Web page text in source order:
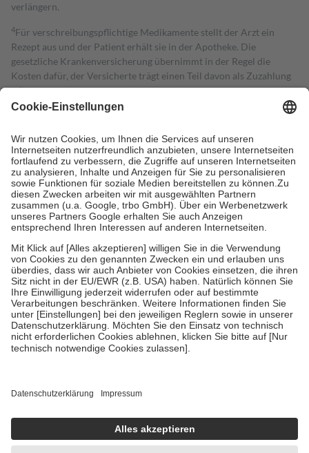
verlängern.
4Für verschreibungspflichtige Medikamente stellt der Arzt ein
Rezept aus und der Patient erhält sie in der Apotheke. Die
gesetzliche Krankenversicherung übernimmt in der Regel die
Kosten dafür, der Versicherte trägt einen Teil davon als Zuzahlung
mit.
Grundsätzlich leisten Mitglieder Zuzahlungen in Höhe von zehn
höchstens zehn Euro.
Es sind jedoch nie mehr als die tatsächlichen
Kosten der Leistung zu entrichten.
Diese Regeln gelten grundsätzlich auch für Online-Apotheken.
Bei Heilmitteln und häuslicher Krankenpflege beträgt die
Zuzahlung zehn Prozent der Kosten sowie zehn Euro je
Verordnung.
Um das Engagement der Versicherten für ihre eigene Gesundheit zu
stärken und die besondere Stellung der Familie zu unterstützen,
fallenkeine Zuzahlungenan bei:
• Kindern und Jugendlichen bis zum vollendeten 18. Lebensjahr
mit Ausnahme der Fahrkosten
• Untersuchungen zur Vorsorge und Früherkennung, die von der
GKV getragen werden
• empfohlenen Schutzimpfungen
• Harn- und Blutteststreifen
getroffen, um sicherzustellen, dass es sich um echte Bewertungen
https://help.etrusted.com/hc/de/articles/4419944605341
Einige Bilder und Inhalte wurden unter Zuhilfenahme künstlicher